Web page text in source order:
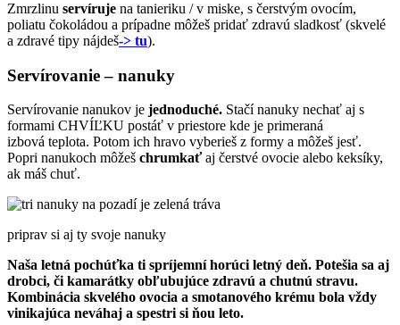
Zmrzlinu servíruje na tanieriku / v miske, s čerstvým ovocím,
poliatu čokoládou a prípadne môžeš pridať zdravú sladkosť (skvelé
a zdravé tipy nájdeš-> tu).
Servírovanie – nanuky
Servírovanie nanukov je jednoduché. Stačí nanuky nechať aj s
formami CHVÍĽKU postáť v priestore kde je primeraná
izbová teplota. Potom ich hravo vyberieš z formy a môžeš jesť.
Popri nanukoch môžeš chrumkaťaj čerstvé ovocie alebo keksíky,
ak máš chuť.
priprav si aj ty svoje nanuky
Naša letná pochúťka ti spríjemní horúci letný deň. Potešia sa aj
drobci, či kamarátky obľubujúce zdravú a chutnú stravu.
Kombinácia skvelého ovocia a smotanového krému bola vždy
vinikajúca neváhaj a spestri si ňou leto.